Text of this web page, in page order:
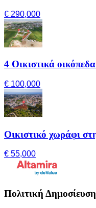
€ 290,000
4 Οικιστικά
€ 100,000
Οικιστικό χωράφι
€ 55,000
Πολιτική